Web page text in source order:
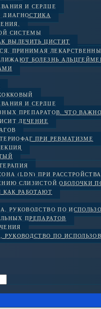
И СЕРДЦЕ
СИСТЕМЫ
ВЫЛЕЧИТЬ ЦИСТИТ
ПРИНИМАЯ
БОЛЕЗНЬ
И СЕРДЦЕ
ПРЕПАРАТОВ. ЧТО
ЛЕЧЕНИЕ
ПРИ РЕВМАТИЗМЕ
(LDN) ПРИ
СЛИЗИСТОЙ ОБОЛОЧКИ
КАК РАБОТАЮТ
РУКОВОДСТВО ПО
ПРЕПАРАТОВ
РУКОВОДСТВО ПО